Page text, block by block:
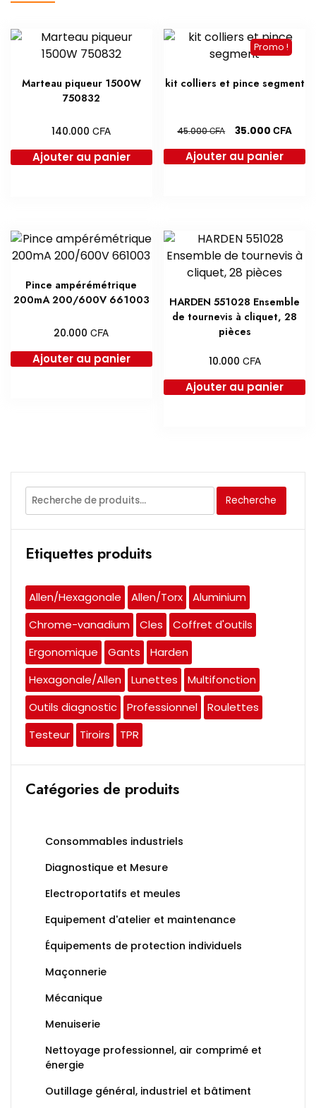
Marteau piqueur 1500W
750832
140.000CFA
Ajouter au panier
Promo !
kit colliers et pince segment
45.000CFA
Le
initial
35.000CFALe
Ajouter au panier
Pince ampérémétrique
200mA 200/600V 661003
20.000CFA
Ajouter au panier
HARDEN 551028 Ensemble
de tournevis à cliquet, 28
pièces
10.000 CFA
Ajouter au panier
Recherche
pour :
Recherche
Etiquettes produits
Allen/Hexagonale Allen/Torx
Aluminium
Chrome-vanadium
Cles
Coffret d'outils
Ergonomique
Gants
Harden
Hexagonale/Allen
Lunettes
Multifonction
Outils diagnostic
Professionnel
Roulettes
Testeur
Tiroirs TPR
Catégories de produits
Consommables industriels
Diagnostique et Mesure
Electroportatifs et meules
Equipement d'atelier et maintenance
Équipements de protection individuels
Maçonnerie
Mécanique
Menuiserie
Nettoyage professionnel, air comprimé et
énergie
Outillage général, industriel et bâtiment